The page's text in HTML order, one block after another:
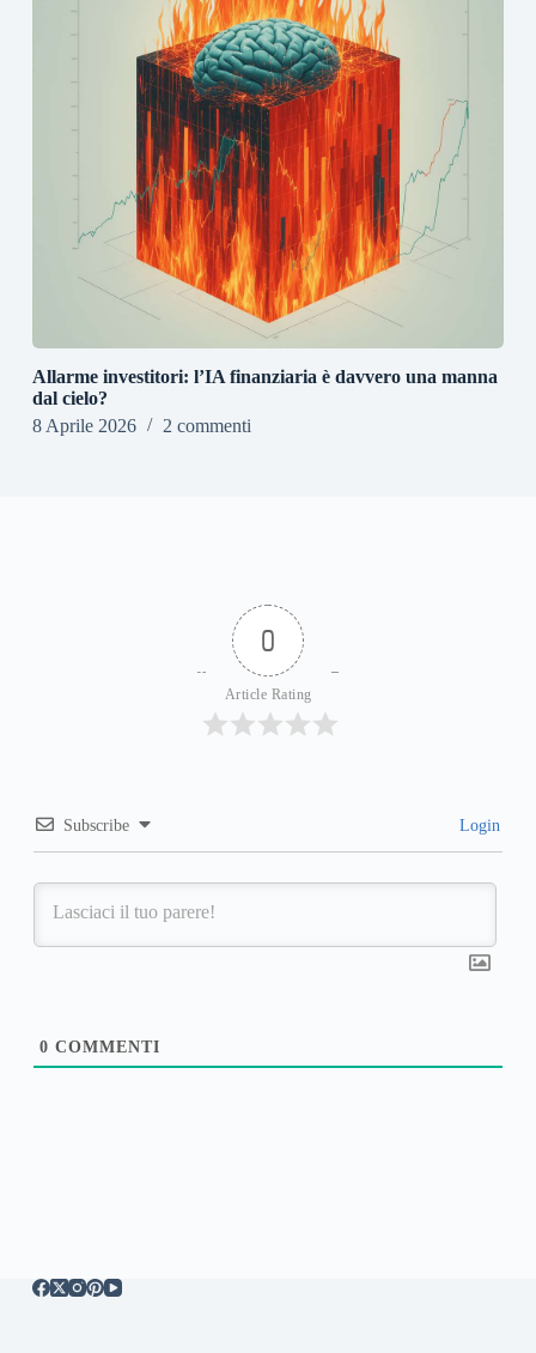
Allarme investitori: l’IA finanziaria è davvero una manna
dal cielo?
8 Aprile 2026
2 commenti
0
Article Rating
Subscribe Login
0 COMMENTI